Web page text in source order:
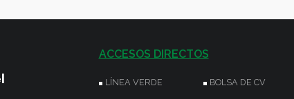
ACCESOS DIRECTOS
LÍNEA VERDE BOLSA DE CV